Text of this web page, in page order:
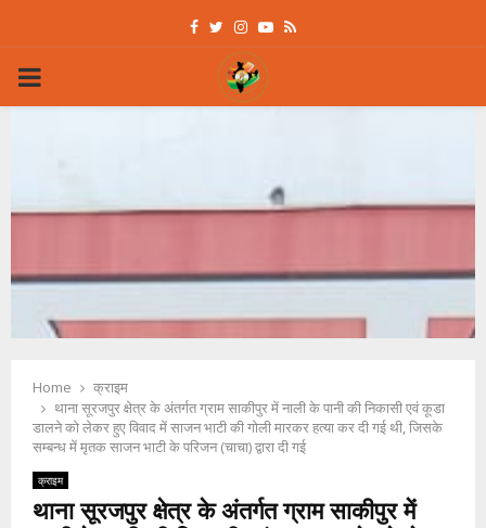
Facebook
Twitter
Instagram
Youtube
Rss
PRIMARY
Home
क्राइम
थाना सूरजपुर क्षेत्र के अंतर्गत ग्राम साकीपुर में नाली के पानी की निकासी एवं कूडा
डालने को लेकर हुए विवाद में साजन भाटी की गोली मारकर हत्या कर दी गई थी, जिसके
सम्बन्ध में मृतक साजन भाटी के परिजन (चाचा) द्वारा दी गई
क्राइम
थाना सूरजपुर क्षेत्र के अंतर्गत ग्राम साकीपुर में